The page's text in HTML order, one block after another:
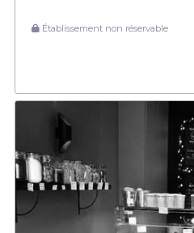
Établissement non réservable